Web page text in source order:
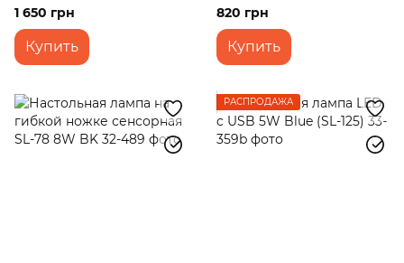
SL-78 8W SL
1 650 грн
Купить
820 грн
Купить
РАСПРОДАЖА